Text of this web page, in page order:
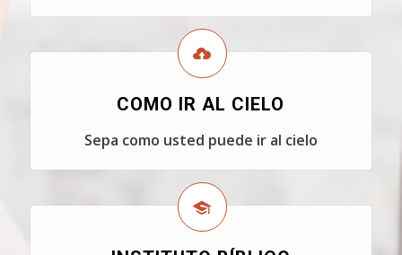
COMO IR AL CIELO
Sepa como usted puede ir al cielo